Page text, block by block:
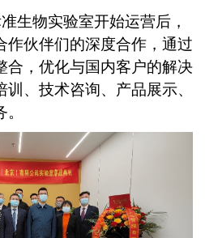
生物实验室开始运营后，
作伙伴们的深度合作，通过
合，优化与国内客户的解决
、技术咨询、产品展示、